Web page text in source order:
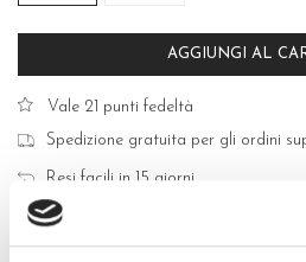
AGGIUNGI AL
Vale 21 punti fedeltà
Spedizione gratuita per gli ordini
Resi facili in 15 giorni
Acquisti sicuri con Carte di